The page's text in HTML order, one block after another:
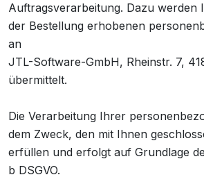
Auftragsverarbeitung. Dazu werden
der Bestellung erhobenen
an
JTL-Software-GmbH, Rheinstr. 7,
übermittelt.
Die Verarbeitung Ihrer
dem Zweck, den mit Ihnen
erfüllen und erfolgt auf Grundlage
b DSGVO.